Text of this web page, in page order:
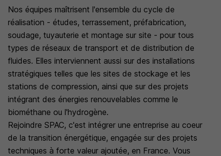
Nos équipes maîtrisent l'ensemble du cycle de
réalisation - études, terrassement, préfabrication,
soudage, tuyauterie et montage sur site - pour tous
types de réseaux de transport et de distribution de
fluides. Elles interviennent aussi sur des installations
stratégiques telles que les sites de stockage et les
stations de compression, ainsi que sur des projets
intégrant des énergies renouvelables comme le
biométhane ou l'hydrogène.
Rejoindre SPAC, c'est intégrer une entreprise au coeur
de la transition énergétique, engagée sur des projets
techniques à forte valeur ajoutée, en France. Vous